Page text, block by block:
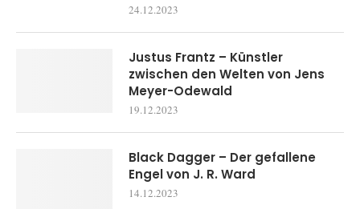
24.12.2023
Justus Frantz – Künstler
zwischen den Welten von Jens
Meyer-Odewald
19.12.2023
Black Dagger – Der gefallene
Engel von J. R. Ward
14.12.2023